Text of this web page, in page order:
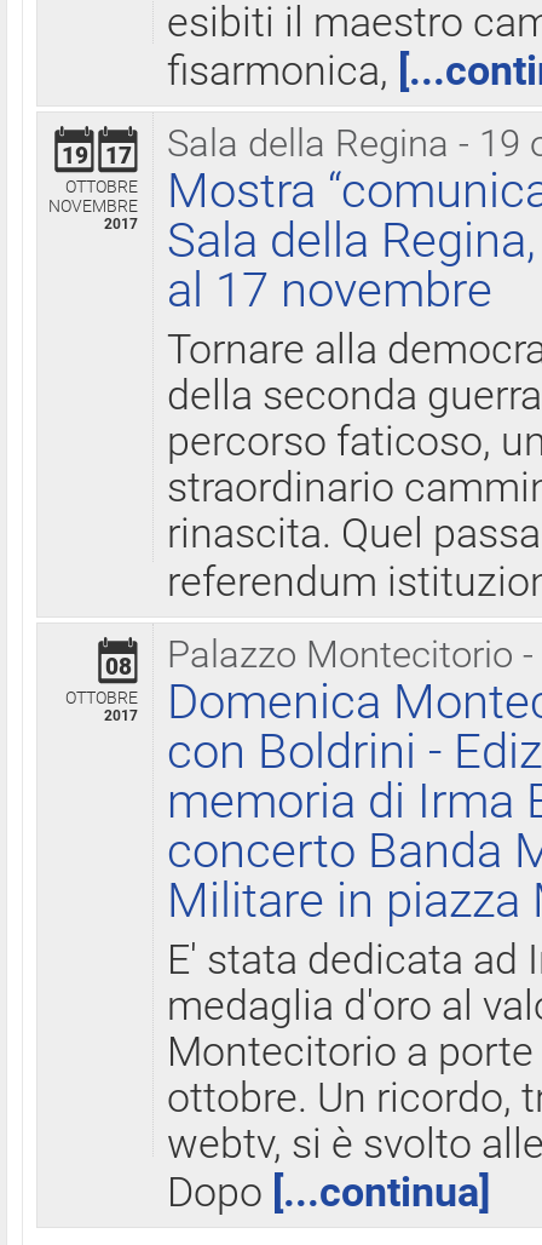
esibiti il maestro
fisarmonica,
Sala della Regina - 19
19 17
OTTOBRE
NOVEMBRE
2017
Mostra
Sala della
al 17 novembre
Tornare alla
della seconda
percorso faticoso,
straordinario
rinascita. Quel
referendum
Palazzo Montecitorio
08
OTTOBRE
2017
Domenica
con Boldrini -
memoria di Irma
concerto Banda
Militare in
E' stata dedicata ad
medaglia d'oro al
Montecitorio a
ottobre. Un ricordo,
webtv, si è svolto
Dopo [...continua]